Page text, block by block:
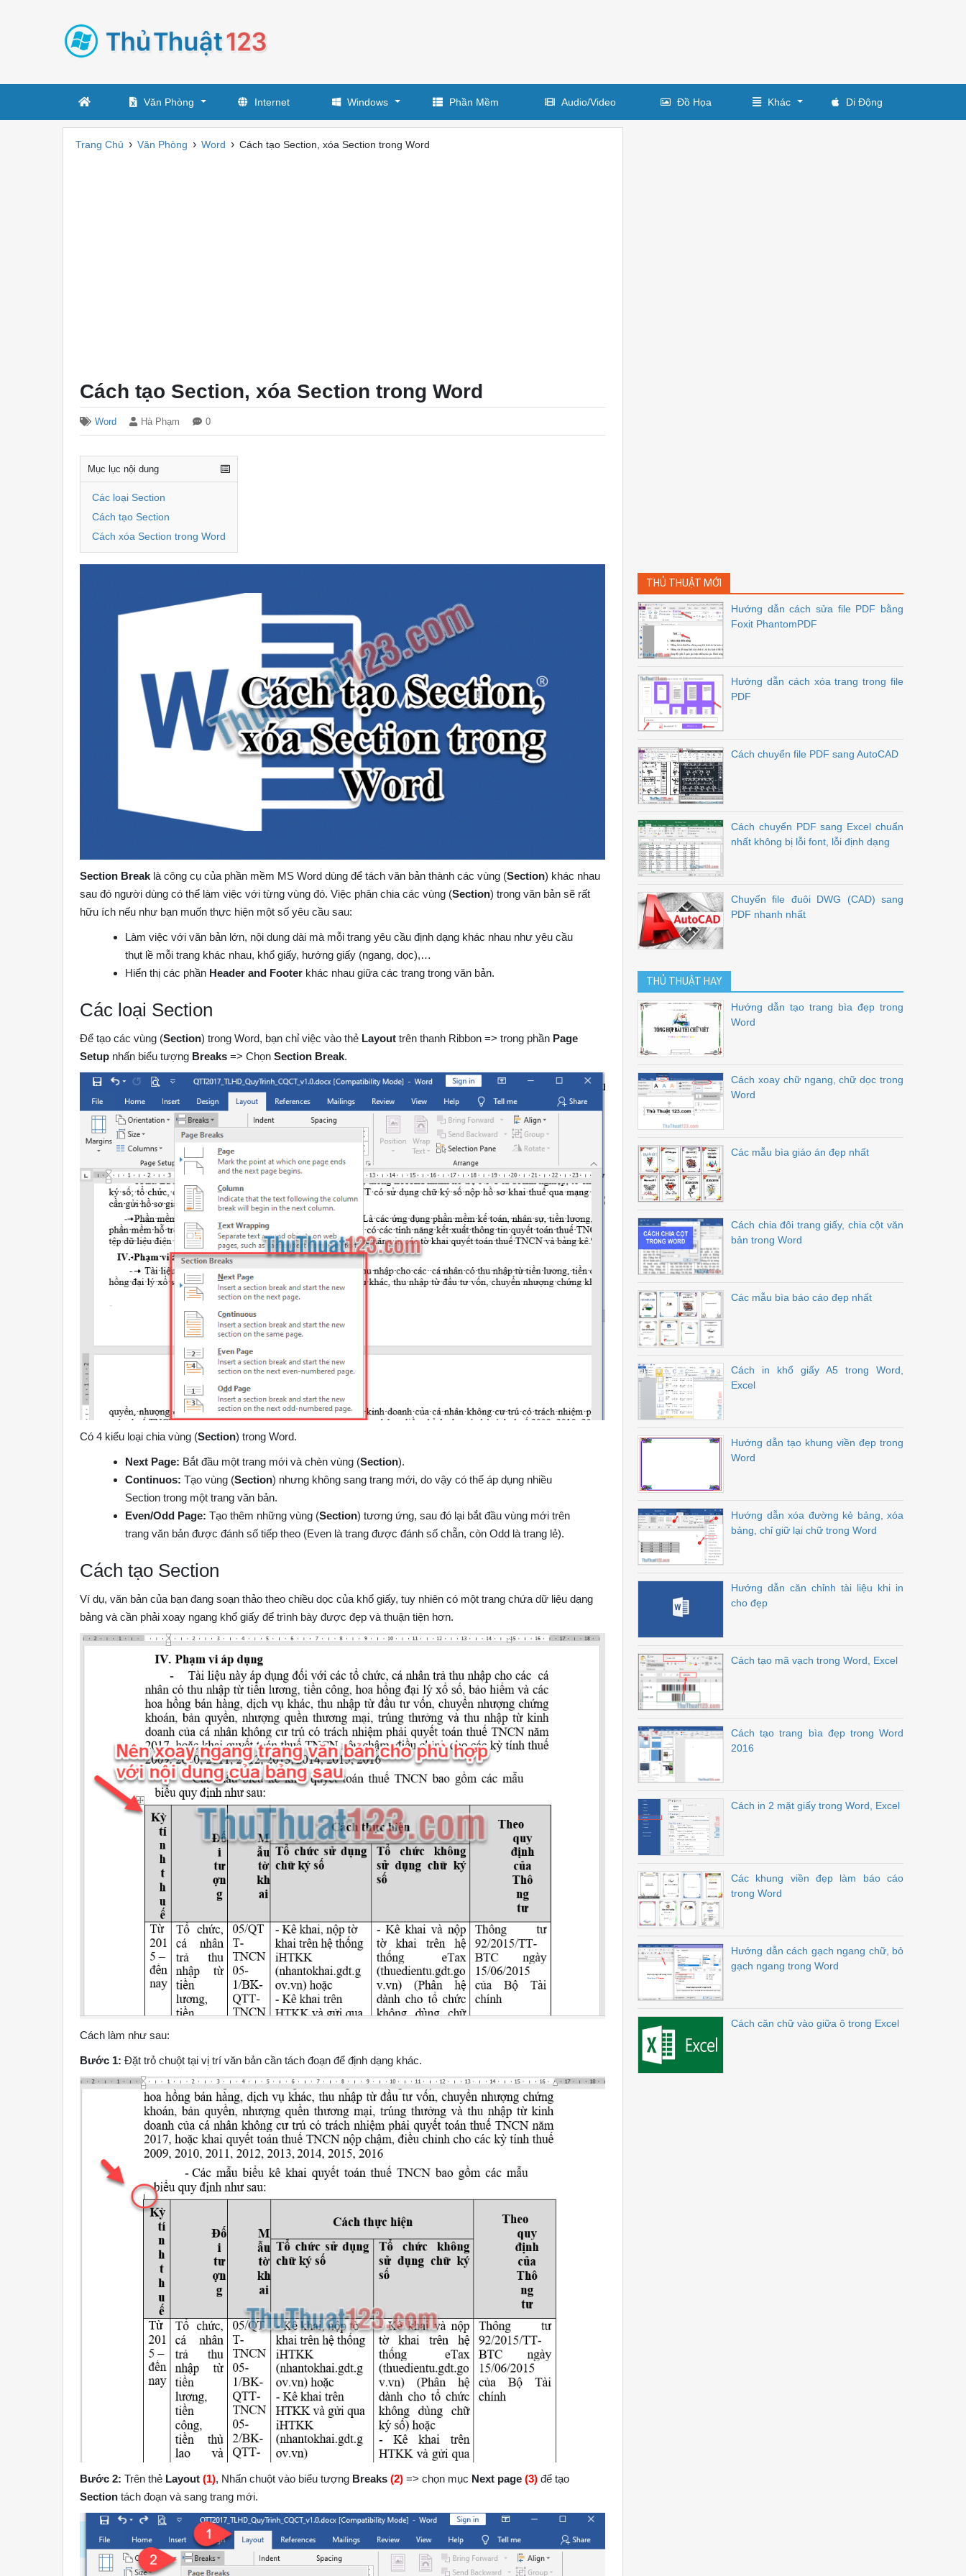
Văn Phòng Internet Windows Phần Mềm Audio/Video Đồ Họa Khác Di Động
Trang Chủ › Văn Phòng › Word › Cách tạo Section, xóa Section trong Word
Cách tạo Section, xóa Section trong Word
Word Hà Phạm 0
Mục lục nội dung
Các loại Section
Cách tạo Section
Cách xóa Section trong Word
Section Break là công cụ của phần mềm MS Word dùng để tách văn bản thành các vùng (Section) khác nhau
sau đó người dùng có thể làm việc với từng vùng đó. Việc phân chia các vùng (Section) trong văn bản sẽ rất
hữu ích nếu như bạn muốn thực hiện một số yêu cầu sau:
Làm việc với văn bản lớn, nội dung dài mà mỗi trang yêu cầu định dạng khác nhau như yêu cầu
thụt lề mỗi trang khác nhau, khổ giấy, hướng giấy (ngang, dọc),…
Hiển thị các phần Header and Footerkhác nhau giữa các trang trong văn bản.
Các loại Section
Để tạo các vùng (Section) trong Word, bạn chỉ việc vào thẻ Layout trên thanh Ribbon => trong phần Page
Setup nhấn biểu tượng Breaks => ChọnSection Break.
Có 4 kiểu loại chia vùng (Section) trong Word.
Next Page: Bắt đầu một trang mới và chèn vùng (Section).
Continuos: Tạo vùng (Section) nhưng không sang trang mới, do vậy có thể áp dụng nhiều
Section trong một trang văn bản.
Even/Odd Page: Tạo thêm những vùng (Section) tương ứng, sau đó lại bắt đầu vùng mới trên
trang văn bản được đánh số tiếp theo (Even là trang được đánh số chẵn, còn Odd là trang lẻ).
Cách tạo Section
Ví dụ, văn bản của bạn đang soạn thảo theo chiều dọc của khổ giấy, tuy nhiên có một trang chứa dữ liệu dạng
bảng và cần phải xoay ngang khổ giấy để trình bày được đẹp và thuận tiện hơn.
Cách làm như sau:
Bước 1: Đặt trỏ chuột tại vị trí văn bản cần tách đoạn để định dạng khác.
Bước 2: Trên thẻ Layout(1), Nhấn chuột vào biểu tượng Breaks(2) => chọn mục Next page(3) để tạo
Section tách đoạn và sang trang mới.
THỦ THUẬT MỚI
Hướng dẫn cách sửa file PDF bằng
Foxit PhantomPDF
Hướng dẫn cách xóa trang trong file
PDF
Cách chuyển file PDF sang AutoCAD
Cách chuyển PDF sang Excel chuẩn
nhất không bị lỗi font, lỗi định dạng
Chuyển file đuôi DWG (CAD) sang
PDF nhanh nhất
THỦ THUẬT HAY
Hướng dẫn tạo trang bìa đẹp trong
Word
Cách xoay chữ ngang, chữ dọc trong
Word
Các mẫu bìa giáo án đẹp nhất
Cách chia đôi trang giấy, chia cột văn
bản trong Word
Các mẫu bìa báo cáo đẹp nhất
Cách in khổ giấy A5 trong Word,
Excel
Hướng dẫn tạo khung viền đẹp trong
Word
Hướng dẫn xóa đường kẻ bảng, xóa
bảng, chỉ giữ lại chữ trong Word
Hướng dẫn căn chỉnh tài liệu khi in
cho đẹp
Cách tạo mã vạch trong Word, Excel
Cách tạo trang bìa đẹp trong Word
2016
Cách in 2 mặt giấy trong Word, Excel
Các khung viền đẹp làm báo cáo
trong Word
Hướng dẫn cách gạch ngang chữ, bỏ
gạch ngang trong Word
Cách căn chữ vào giữa ô trong Excel